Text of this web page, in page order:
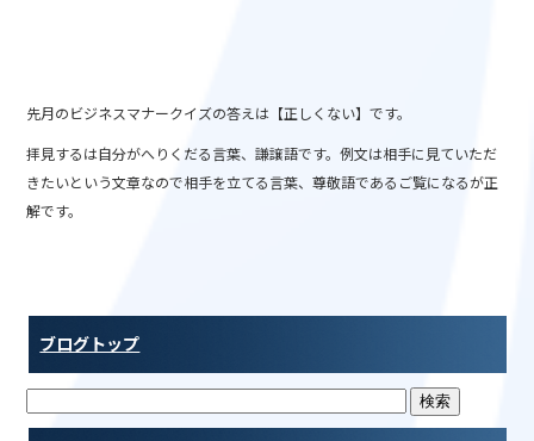
先月のビジネスマナークイズの答えは【正しくない】です。
拝見するは自分がへりくだる言葉、謙譲語です。例文は相手に見ていただ
きたいという文章なので相手を立てる言葉、尊敬語であるご覧になるが正
解です。
ブログトップ